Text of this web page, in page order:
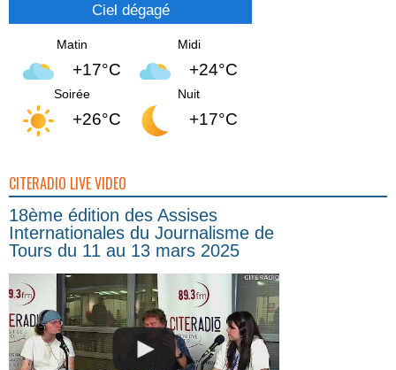
Ciel dégagé
Matin
+17°C
Midi
+24°C
Soirée
+26°C
Nuit
+17°C
CITERADIO LIVE VIDEO
18ème édition des Assises
Internationales du Journalisme de
Tours du 11 au 13 mars 2025